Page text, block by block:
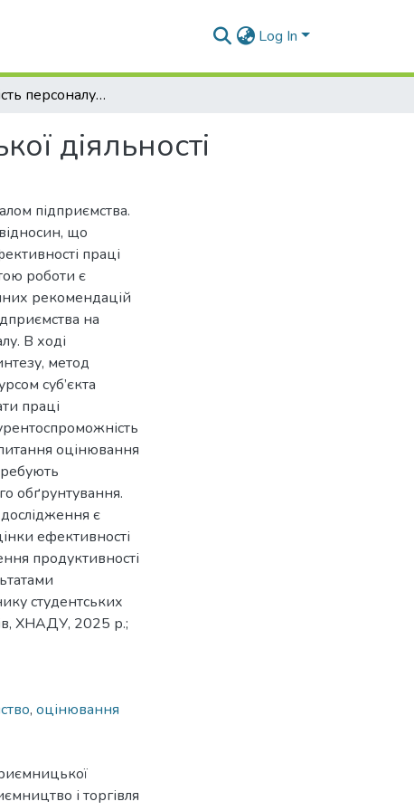
Log In
Ефективність персоналу суб’єкта підприємницької діяльності
діяльності
підприємства.
що
праці
роботи є
рекомендацій
на
В ході
метод
суб’єкта
праці
оцінювання
обґрунтування.
є
ефективності
продуктивності
студентських
ХНАДУ, 2025 р.;
, оцінювання
і торгівля